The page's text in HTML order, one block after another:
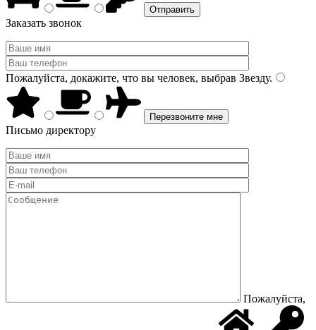
Заказать звонок
Пожалуйста, докажите, что вы человек, выбрав Звезду.
Письмо директору
Пожалуйста,